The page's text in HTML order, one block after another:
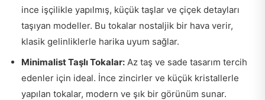
ince işçilikle yapılmış, küçük taşlar ve çiçek detayları
taşıyan modeller. Bu tokalar nostaljik bir hava verir,
klasik gelinliklerle harika uyum sağlar.
Minimalist Taşlı Tokalar: Az taş ve sade tasarım tercih
edenler için ideal. İnce zincirler ve küçük kristallerle
yapılan tokalar, modern ve şık bir görünüm sunar.